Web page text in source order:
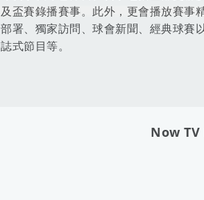
及盃賽錄播賽事。此外，更會播放賽事
部署、獨家訪問、球會新聞、經典球賽
誌式節目等。
Now TV